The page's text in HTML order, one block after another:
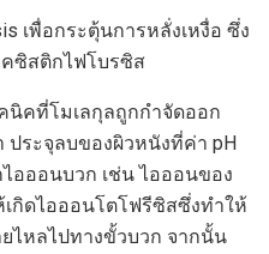
เพื่อกระตุ้นการหลั่งเหงื่อ ซึ่ง
ซิสติกไฟโบรซิส
คนิคที่โมเลกุลถูกกำจัดออก
ประจุลบของผิวหนังที่ค่า pH
อออนบวก เช่น ไอออนของ
กิดไอออนโตโฟรีซิสซึ่งทำให้
ไหลไปทางขั้วบวก จากนั้น